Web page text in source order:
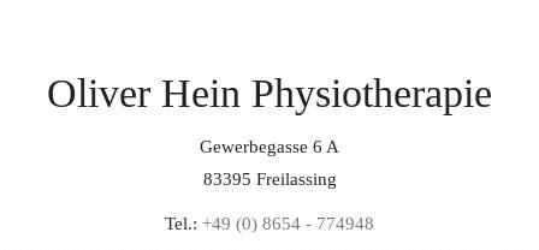
Oliver Hein Physiotherapie
Gewerbegasse 6 A
83395 Freilassing
Tel.: +49 (0) 8654 - 774948